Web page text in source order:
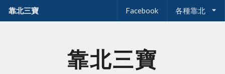
靠北三寶 Facebook 各種靠北
靠北三寶